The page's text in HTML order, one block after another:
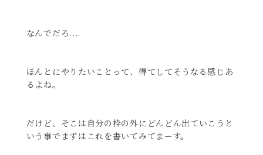
なんでだろ....
ほんとにやりたいことって、得てしてそうなる感じあ
るよね。
だけど、そこは自分の枠の外にどんどん出ていこうと
いう事でまずはこれを書いてみてまーす。